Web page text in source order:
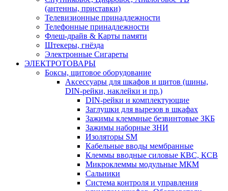
(антенны, приставки)
Телевизионные принадлежности
Телефонные принадлежности
Флеш-драйв & Карты памяти
Штекеры, гнёзда
Электронные Сигареты
ЭЛЕКТРОТОВАРЫ
Боксы, щитовое оборудование
Аксессуары для шкафов и щитов (шины,
DIN-рейки, наклейки и пр.)
DIN-рейки и комплектующие
Заглушки для вырезов в шкафах
Зажимы клеммные безвинтовые ЗКБ
Зажимы наборные ЗНИ
Изоляторы SM
Кабельные вводы мембранные
Клеммы вводные силовые КВС, КСВ
Микроклеммы модульные МКМ
Сальники
Система контроля и управления